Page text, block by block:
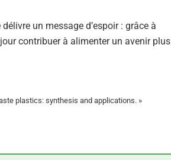
un message d’espoir : grâce à
contribuer à alimenter un avenir plus
plastics: synthesis and applications. »